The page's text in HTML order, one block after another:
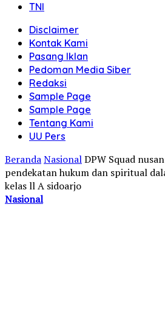
TNI
Disclaimer
Kontak Kami
Pasang Iklan
Pedoman Media Siber
Redaksi
Sample Page
Sample Page
Tentang Kami
UU Pers
BerandaNasionalDPW Squad
pendekatan hukum dan spiritual
kelas ll A sidoarjo
Nasional